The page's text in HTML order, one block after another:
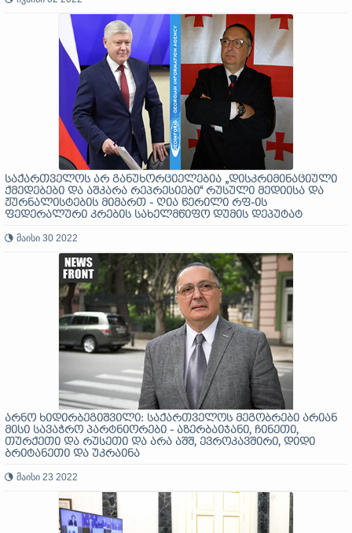
საქართველოს არ განუხორციელებია „დისკრიმინაციული
ქმედებები და აშკარა რეპრესიები“ რუსული მედიისა და
ჟურნალისტების მიმართ - ღია წერილი რფ-ის
ფედერალური კრების სახელმწიფო დუმის დეპუტატ
მაისი 30 2022
არნო ხიდირბეგიშვილი: საქართველოს მეგობრები არიან
მისი სავაჭრო პარტნიორები - აზერბაიჯანი, ჩინეთი,
თურქეთი და რუსეთი და არა აშშ, ევროკავშირი, დიდი
ბრიტანეთი და უკრაინა
მაისი 23 2022